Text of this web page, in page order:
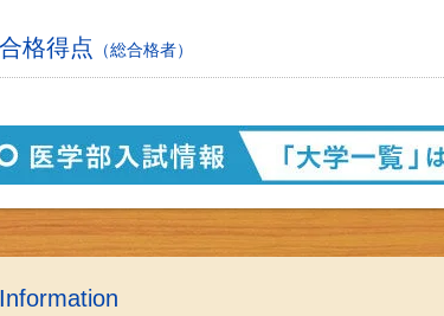
合格得点 （総合格者）
Information